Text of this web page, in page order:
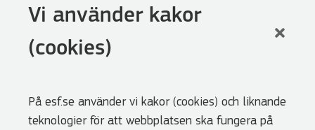
Vi använder kakor
(cookies)
På esf.se använder vi kakor (cookies) och liknande
teknologier för att webbplatsen ska fungera på
Följ oss
LinkedIn
Nyhetsbrev